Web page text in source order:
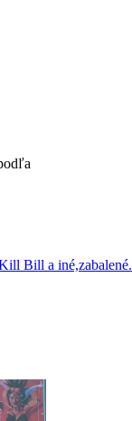
Bill a iné,zabalené.